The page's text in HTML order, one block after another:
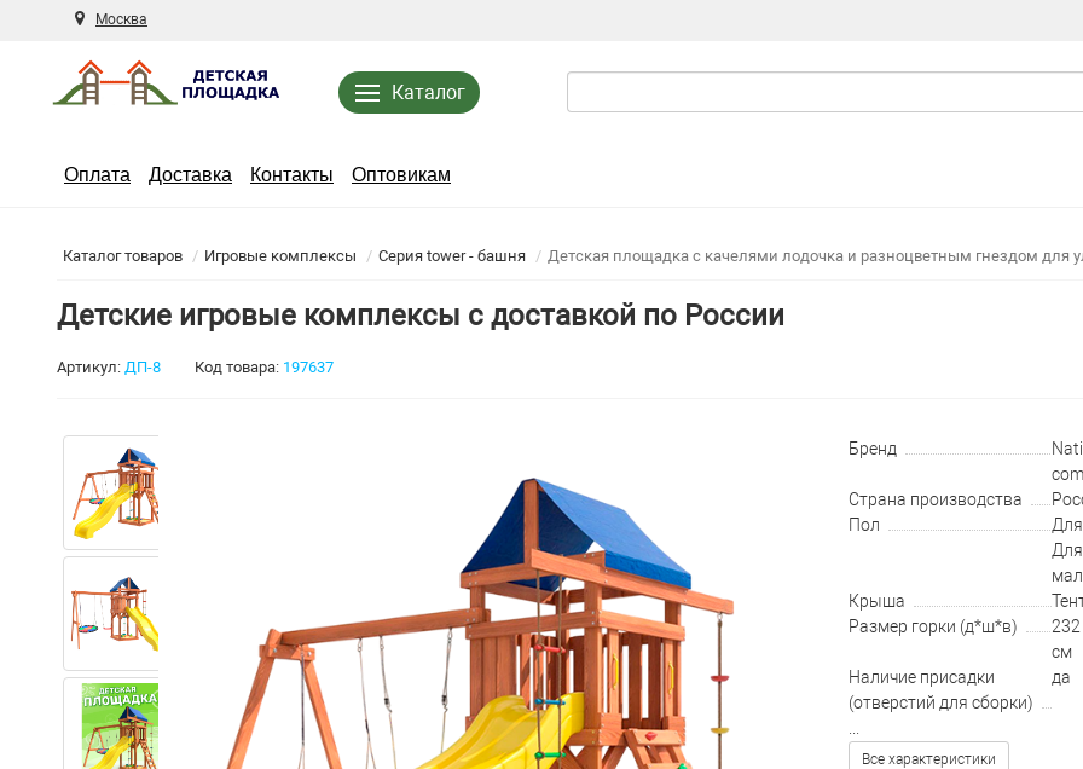
Москва
Каталог
Оплата Доставка Контакты Оптовикам
Каталог товаров Игровые комплексы Серия tower - башня Детская площадка с качелями лодочка и разноцветным гнездом для
Детские игровые комплексы с доставкой по России
Артикул: ДП-8 Код товара: 197637
Бренд
Страна производства
Пол
Для
Крыша
Размер горки (д*ш*в)
232
см
Наличие присадки
(отверстий для сборки)
да
Все характеристики